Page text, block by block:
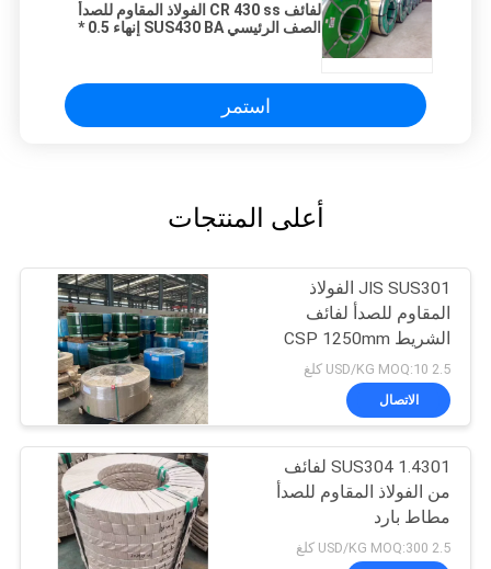
لفائف CR 430 ss الفولاذ المقاوم للصدأ
الصف الرئيسي SUS430 BA إنهاء 0.5 *
استمر
أعلى المنتجات
JIS SUS301 الفولاذ
المقاوم للصدأ لفائف
الشريط CSP 1250mm
المدرفلة على البارد
2.5 USD/KG MOQ:10 كلغ
الاتصال
SUS304 1.4301 لفائف
من الفولاذ المقاوم للصدأ
مطاط بارد
2.5 USD/KG MOQ:300 كلغ